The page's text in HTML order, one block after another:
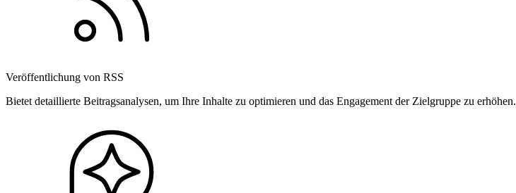
Veröffentlichung von RSS
Bietet detaillierte Beitragsanalysen, um Ihre Inhalte zu optimieren und das Engagement der Zielgruppe zu erhöhen.